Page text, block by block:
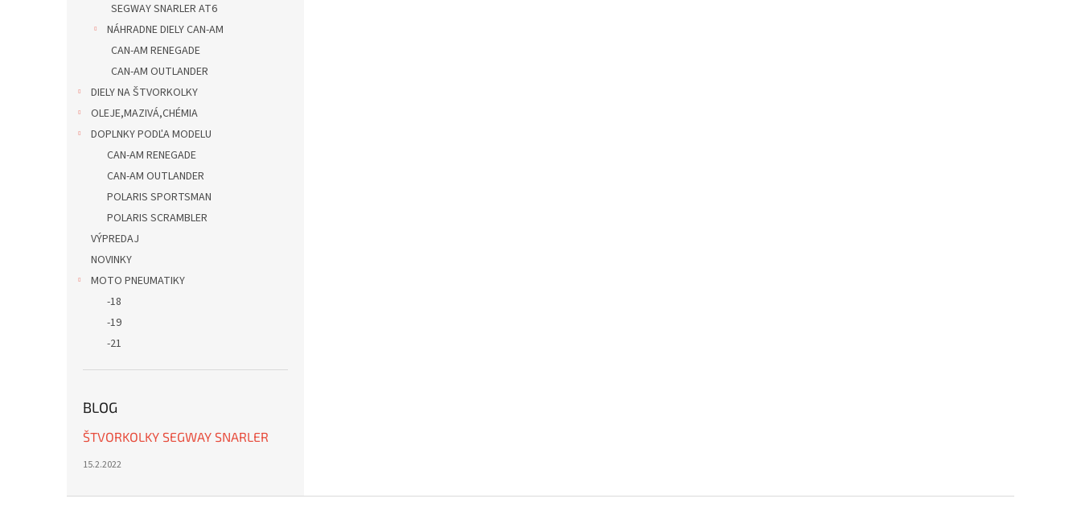
SEGWAY SNARLER AT6
NÁHRADNE DIELY CAN-AM
CAN-AM RENEGADE
CAN-AM OUTLANDER
DIELY NA ŠTVORKOLKY
OLEJE,MAZIVÁ,CHÉMIA
DOPLNKY PODĽA MODELU
CAN-AM RENEGADE
CAN-AM OUTLANDER
POLARIS SPORTSMAN
POLARIS SCRAMBLER
VÝPREDAJ
NOVINKY
MOTO PNEUMATIKY
-18
-19
-21
BLOG
ŠTVORKOLKY SEGWAY SNARLER
15.2.2022